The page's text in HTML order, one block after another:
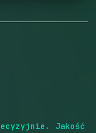
Jakość